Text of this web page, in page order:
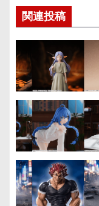
ョ
ン
関連投稿